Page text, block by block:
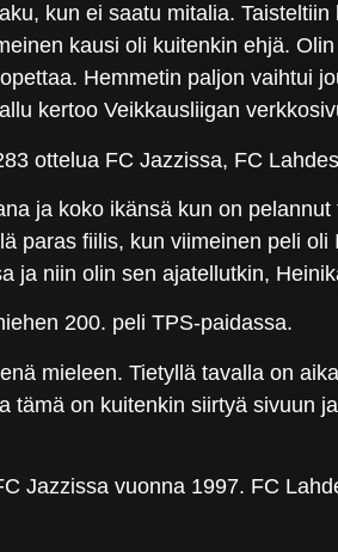
kun ei saatu mitalia.
kausi oli kuitenkin ehjä.
Hemmetin paljon vaihtui
kertoo Veikkausliigan
ottelua FC Jazzissa, FC
ja koko ikänsä kun on
paras fiilis, kun viimeinen peli
ja niin olin sen ajatellutkin,
200. peli TPS-paidassa.
mieleen. Tietyllä tavalla on
tämä on kuitenkin siirtyä sivuun
Jazzissa vuonna 1997. FC